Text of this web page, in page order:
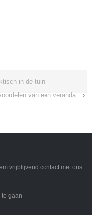
in de tuin
van een veranda
›
vrijblijvend contact met ons
te gaan